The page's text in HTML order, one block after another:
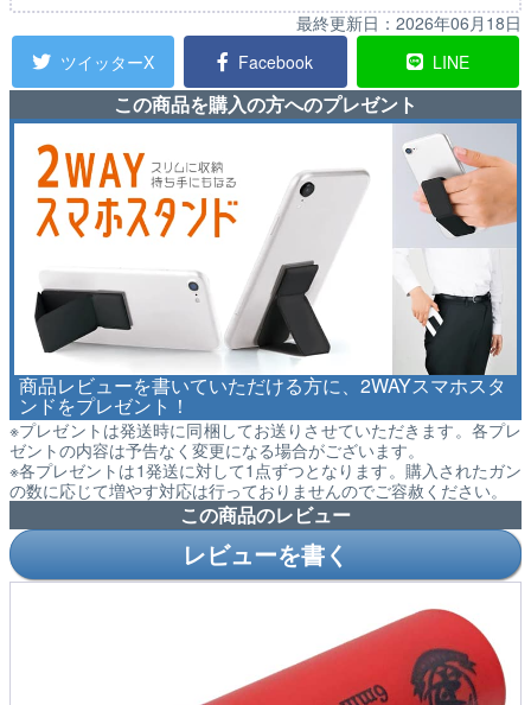
最終更新日： 2026年06月18日
ツイッターX
Facebook LINE
この商品を購入の方へのプレゼント
商品レビューを書いていただける方に、2WAYスマホスタ
ンドをプレゼント！
※プレゼントは発送時に同梱してお送りさせていただきます。各プレ
ゼントの内容は予告なく変更になる場合がございます。
※各プレゼントは1発送に対して1点ずつとなります。購入されたガン
の数に応じて増やす対応は行っておりませんのでご容赦ください。
この商品のレビュー
レビューを書く